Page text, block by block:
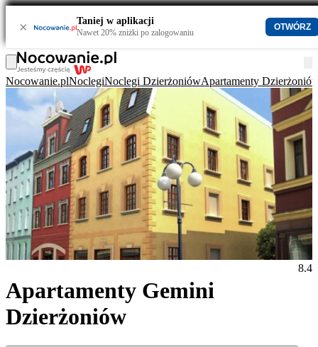
× Taniej w aplikacji
Nawet 20% zniżki po zalogowaniu
OTWÓRZ
Nocowanie.plNoclegiNoclegi DzierżoniówApartamenty
Apartamenty Gemini
Dzierżoniów
8.4